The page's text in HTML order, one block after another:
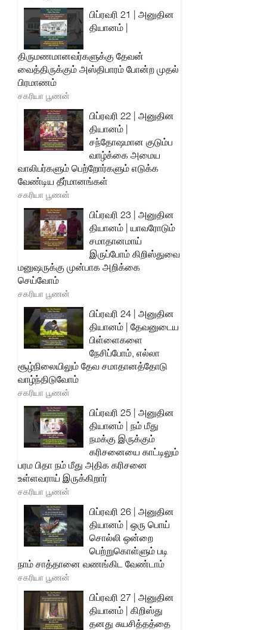
பிப்ரவரி 21 | அனுதின
தியானம் |
திருமணமானவர்களுக்கு தேவன்
வைத்திருக்கும் அஸ்திபாரம் போன்ற முதல்
பிரமாணம்
சகரியா பூணன்
பிப்ரவரி 22 | அனுதின
தியானம் |
சந்தோஷமான குடும்ப
வாழ்க்கை அமைய
வாலிபர்களும் பெற்றோர்களும் எடுக்க
வேண்டிய தீர்மானங்கள்
சகரியா பூணன்
பிப்ரவரி 23 | அனுதின
தியானம் | யாவரோடும்
சமாதானமாய்
இருப்போம் கிறிஸ்துவை
மனுஷருக்கு முன்பாக அறிக்கை
செய்வோம்
சகரியா பூணன்
பிப்ரவரி 24 | அனுதின
தியானம் | தேவனுடைய
பிள்ளைகளை
நேசிப்போம், எல்லா
சூழ்நிலையிலும் தேவ சமாதானத்தோடு
வாழ்ந்திடுவோம்
சகரியா பூணன்
பிப்ரவரி 25 | அனுதின
தியானம் | நம் மீது
நமக்கு இருக்கும்
கரிசனையை காட்டிலும்
பரம பிதா நம் மீது அதிக கரிசனை
உள்ளவராய் இருக்கிறார்
சகரியா பூணன்
பிப்ரவரி 26 | அனுதின
தியானம் | ஒரு பொய்
சொல்லி ஒன்றை
பெற்றுகொள்ளும் படி
நாம் சாத்தானை வணங்கிட வேண்டாம்
சகரியா பூணன்
பிப்ரவரி 27 | அனுதின
தியானம் | கிறிஸ்து
தனது சுயசித்தத்தை